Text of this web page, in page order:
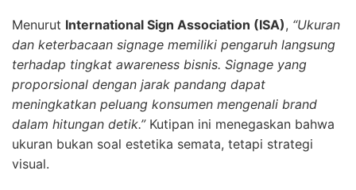
Menurut International Sign Association (ISA), “Ukuran
dan keterbacaan signage memiliki pengaruh langsung
terhadap tingkat awareness bisnis. Signage yang
proporsional dengan jarak pandang dapat
meningkatkan peluang konsumen mengenali brand
dalam hitungan detik.”Kutipan ini menegaskan bahwa
ukuran bukan soal estetika semata, tetapi strategi
visual.